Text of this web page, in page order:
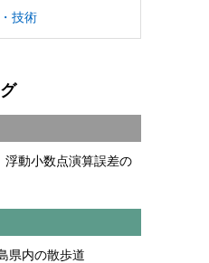
技術
浮動小数点演算誤差の
県内の散歩道